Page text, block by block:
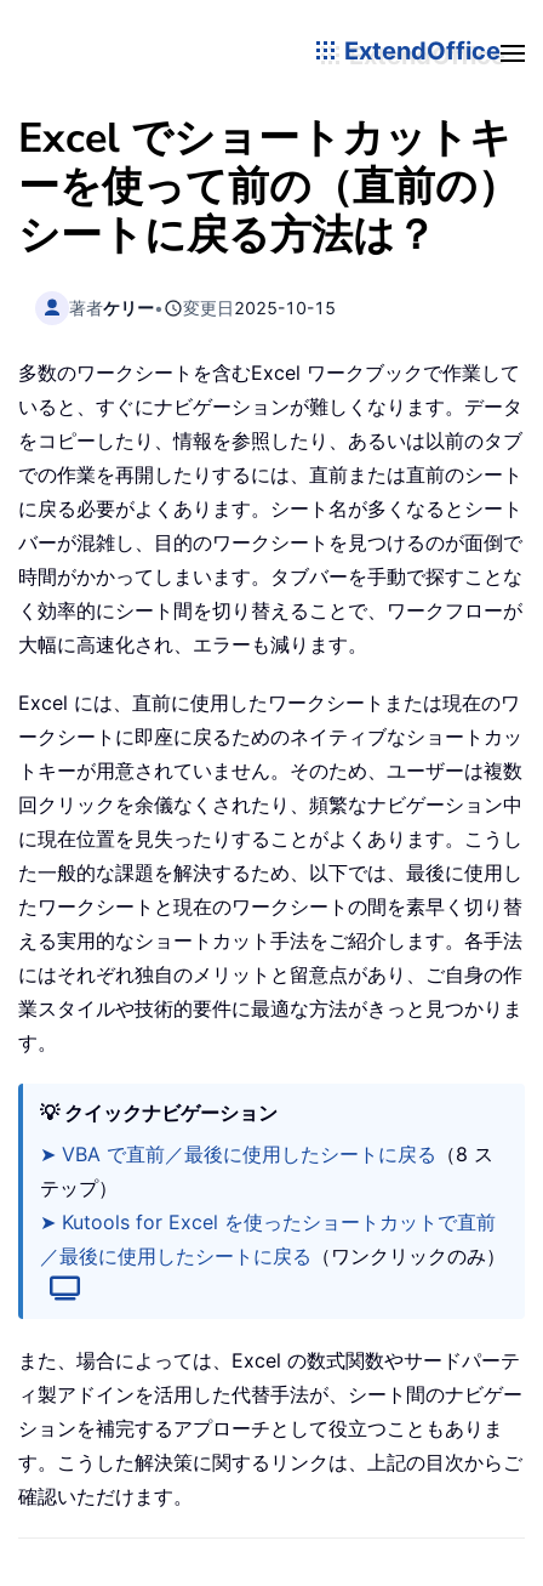
ExtendOffice
Excel でショートカットキ
ーを使って前の（直前の）
シートに戻る方法は？
著者ケリー• 変更日2025-10-15
多数のワークシートを含むExcel ワークブックで作業して
いると、すぐにナビゲーションが難しくなります。データ
をコピーしたり、情報を参照したり、あるいは以前のタブ
での作業を再開したりするには、直前または直前のシート
に戻る必要がよくあります。シート名が多くなるとシート
バーが混雑し、目的のワークシートを見つけるのが面倒で
時間がかかってしまいます。タブバーを手動で探すことな
く効率的にシート間を切り替えることで、ワークフローが
大幅に高速化され、エラーも減ります。
Excel には、直前に使用したワークシートまたは現在のワ
ークシートに即座に戻るためのネイティブなショートカッ
トキーが用意されていません。そのため、ユーザーは複数
回クリックを余儀なくされたり、頻繁なナビゲーション中
に現在位置を見失ったりすることがよくあります。こうし
た一般的な課題を解決するため、以下では、最後に使用し
たワークシートと現在のワークシートの間を素早く切り替
える実用的なショートカット手法をご紹介します。各手法
にはそれぞれ独自のメリットと留意点があり、ご自身の作
業スタイルや技術的要件に最適な方法がきっと見つかりま
す。
💡 クイックナビゲーション
➤ VBA で直前／最後に使用したシートに戻る （8 ス
テップ）
➤ Kutools for Excel を使ったショートカットで直前
／最後に使用したシートに戻る （ワンクリックのみ）
また、場合によっては、Excel の数式関数やサードパーテ
ィ製アドインを活用した代替手法が、シート間のナビゲー
ションを補完するアプローチとして役立つこともありま
す。こうした解決策に関するリンクは、上記の目次からご
確認いただけます。